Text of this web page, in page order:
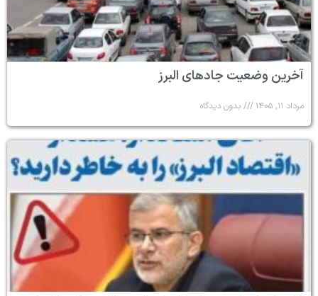
آخرین وضعیت جادهای البرز
مرداد ۱۱, ۱۴۰۵ بدون دیدگاه